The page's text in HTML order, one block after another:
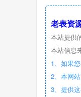
老表资
本站提供
本站信息
1、如果
2、本网
3、提供